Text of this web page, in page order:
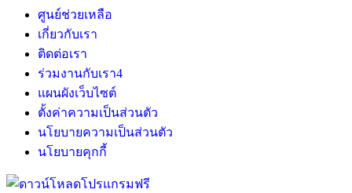
ศูนย์ช่วยเหลือ
เกี่ยวกับเรา
ติดต่อเรา
ร่วมงานกับเรา4
แผนผังเว็บไซต์
ตั้งค่าความเป็นส่วนตัว
นโยบายความเป็นส่วนตัว
นโยบายคุกกี้